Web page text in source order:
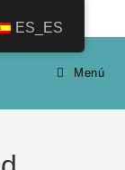
Menú
ES_ES